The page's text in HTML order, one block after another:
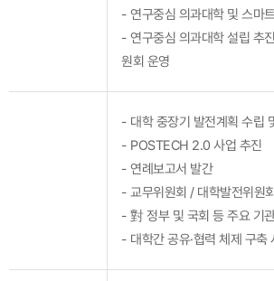
- 연구중심 의과대학 및 스마
- 연구중심 의과대학 설립 추
원회 운영
- 대학 중장기 발전계획 수립
- POSTECH 2.0 사업 추진
- 연례보고서 발간
- 교무위원회 / 대학발전위원
- 對 정부 및 국회 등 주요 기
- 대학간 공유·협력 체제 구축